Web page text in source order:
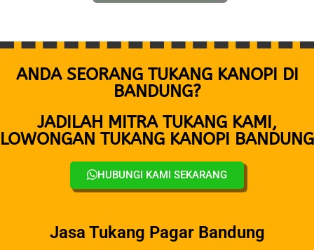
ANDA SEORANG TUKANG KANOPI DI
BANDUNG?
JADILAH MITRA TUKANG KAMI,
LOWONGAN TUKANG KANOPI BANDUNG
HUBUNGI KAMI SEKARANG
Jasa Tukang Pagar Bandung